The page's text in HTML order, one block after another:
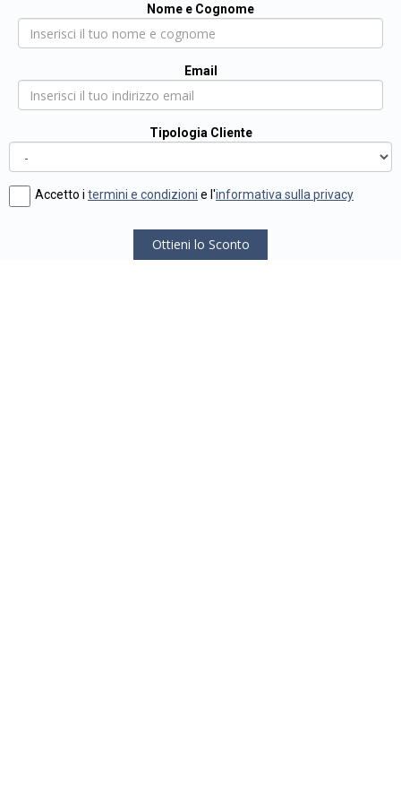
Nome e Cognome
Email
Tipologia Cliente
Accetto i termini e condizioni e l'informativa sulla privacy
Ottieni lo Sconto